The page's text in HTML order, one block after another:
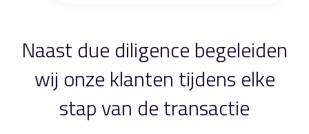
Naast due diligence begeleiden
wij onze klanten tijdens elke
stap van de transactie